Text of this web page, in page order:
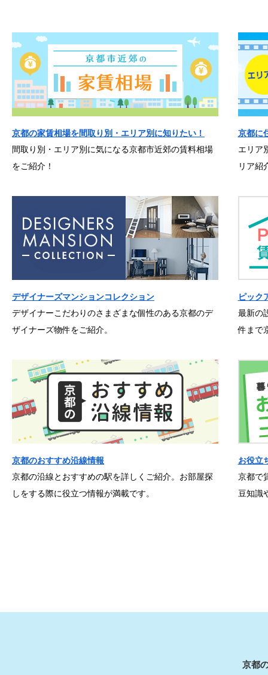
京都の家賃相場を間取り別・エリア別に知りたい！
間取り別・エリア別に気になる京都市近郊の賃料相場
をご紹介！
京都に
エリア
リア紹
デザイナーズマンションコレクション
デザイナーこだわりのさまざまな個性のある京都のデ
ザイナーズ物件をご紹介。
ピック
最新の
件まで
京都のおすすめ沿線情報
京都の沿線とおすすめの駅を詳しくご紹介。お部屋探
しをする際に役立つ情報が満載です。
お役立
京都で
豆知識
京都